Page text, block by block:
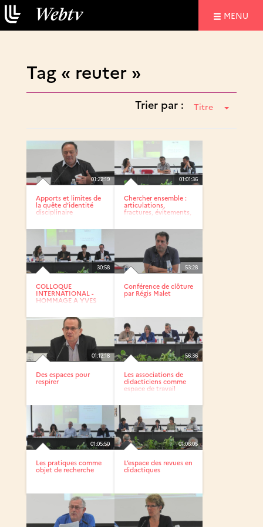
MENU
Tag « reuter »
Trier par : Titre
01:22:19
Apports et limites de
la quête d’identité
disciplinaire
01:01:36
Chercher ensemble :
articulations,
fractures, évitements,
30:58
COLLOQUE
INTERNATIONAL -
HOMMAGE A YVES
53:28
Conférence de clôture
par Régis Malet
01:12:18
Des espaces pour
respirer
56:36
Les associations de
didacticiens comme
espace de travail
01:05:50
Les pratiques comme
objet de recherche
01:06:05
L’espace des revues en
didactiques